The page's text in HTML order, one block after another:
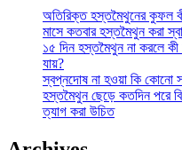
অতিরিক্ত হস্তমৈথুনের কুফল
মাসে কতবার হস্তমৈথুন করা
১৫ দিন হস্তমৈথুন না করলে
যায়?
স্বপ্নদোষ না হওয়া কি কোনো
হস্তমৈথুন ছেড়ে কতদিন পরে
ত্যাগ করা উচিত